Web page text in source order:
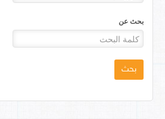
بحث عن
بحث